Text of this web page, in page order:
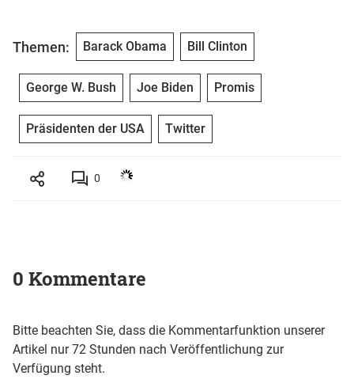
Themen: Barack Obama Bill Clinton
George W. Bush Joe Biden Promis
Präsidenten der USA Twitter
0
0 Kommentare
Bitte beachten Sie, dass die Kommentarfunktion unserer
Artikel nur 72 Stunden nach Veröffentlichung zur
Verfügung steht.